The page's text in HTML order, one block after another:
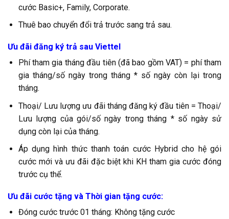
cước Basic+, Family, Corporate.
Thuê bao chuyển đổi trả trước sang trả sau.
Ưu đãi đăng ký trả sau Viettel
Phí tham gia tháng đầu tiên (đã bao gồm VAT) = phí tham
gia tháng/số ngày trong tháng * số ngày còn lại trong
tháng.
Thoại/ Lưu lượng ưu đãi tháng đăng ký đầu tiên = Thoại/
Lưu lượng của gói/số ngày trong tháng * số ngày sử
dụng còn lại của tháng.
Áp dụng hình thức thanh toán cước Hybrid cho hệ gói
cước mới và ưu đãi đặc biệt khi KH tham gia cước đóng
trước cụ thể.
Ưu đãi cước tặng và Thời gian tặng cước:
Đóng cước trước 01 tháng: Không tặng cước